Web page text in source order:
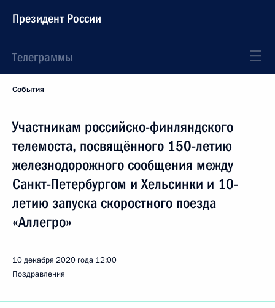
Президент России
Телеграммы
События
Участникам российско-финляндского
телемоста, посвящённого 150-летию
железнодорожного сообщения между
Санкт-Петербургом и Хельсинки и 10-
летию запуска скоростного поезда
«Аллегро»
10 декабря 2020 года 12:00
Поздравления